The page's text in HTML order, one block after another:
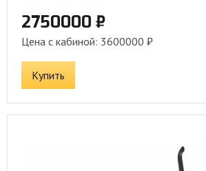
2750000 ₽
Цена с кабиной: 3600000 ₽
Купить